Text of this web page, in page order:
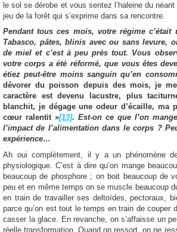
le sol se dérobe et vous sentez l’haleine du
jeu de la forêt qui s’exprime dans sa rencontre.
Pendant tous ces mois, votre régime c’était
Tabasco, pâtes, blinis avec ou sans levure,
de miel et c’est à peu près tout. Vous
votre corps a été réformé, que vous êtes
étiez peut-être moins sanguin qu’en
dévorer du poisson depuis des mois, je
caractère est devenu lacustre, plus
blanchit, je dégage une odeur d’écaille, ma
cœur ralentit »[13]. Est-on ce que l’on
l’impact de l’alimentation dans le corps ?
expérience…
Ah oui complètement, il y a un phénomène
physiologique. C’est à dire qu’on mange
beaucoup de phosphore ; on boit beaucoup de
peu et en même temps on se muscle beaucoup
en train de travailler ses deltoïdes, pectoraux,
parce qu’on est tout le temps en train de couper
casser la glace. En revanche, on s’affaisse un
réelle transformation. Quand on ressort, on ne